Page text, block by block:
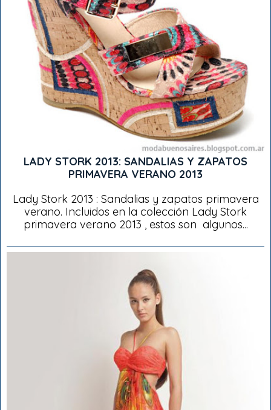
LADY STORK 2013: SANDALIAS Y ZAPATOS
PRIMAVERA VERANO 2013
Lady Stork 2013 : Sandalias y zapatos primavera
verano. Incluidos en la colección Lady Stork
primavera verano 2013 , estos son algunos...